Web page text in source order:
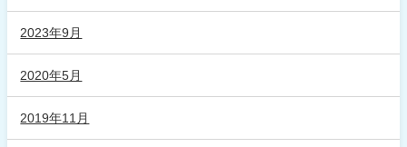
2023年9月
2020年5月
2019年11月